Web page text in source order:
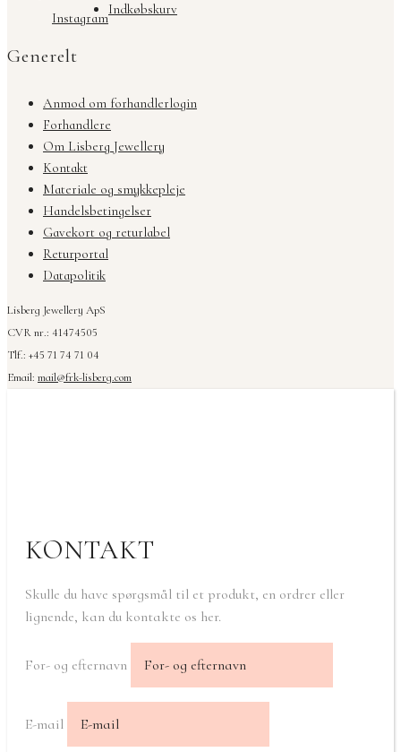
Instagram
Indkøbskurv
Generelt
Anmod om forhandlerlogin
Forhandlere
Om Lisberg Jewellery
Kontakt
Materiale og smykkepleje
Handelsbetingelser
Gavekort og returlabel
Returportal
Datapolitik
Lisberg Jewellery ApS
CVR nr.: 41474505
Tlf.: +45 71 74 71 04
Email: mail@frk-lisberg.com
KONTAKT
Skulle du have spørgsmål til et produkt, en ordrer eller
lignende, kan du kontakte os her.
For- og efternavn
E-mail